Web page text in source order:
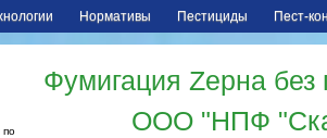
Нормативы Пестициды Пест-
по
Фумигация Zерна
ООО "НПФ